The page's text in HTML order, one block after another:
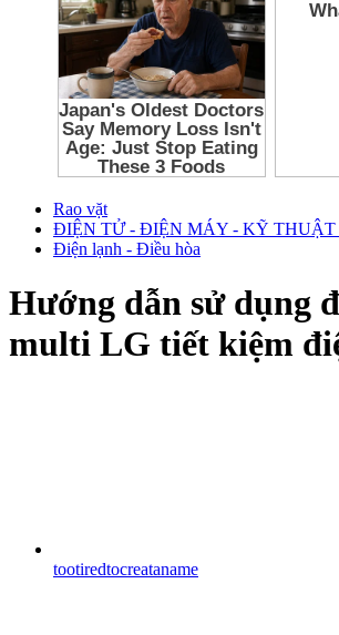
Rao vặt
ĐIỆN TỬ - ĐIỆN MÁY - KỸ THUẬT
Điện lạnh - Điều hòa
Hướng dẫn sử dụng
multi LG tiết kiệm
tootiredtocreataname